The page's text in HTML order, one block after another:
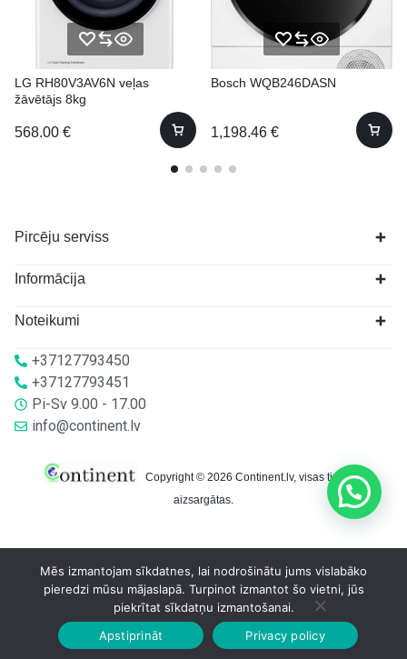
LG RH80V3AV6N veļas
žāvētājs 8kg
568.00 €
Bosch WQB246DASN
1,198.46 €
Pircēju serviss
Informācija
Noteikumi
+37127793450
+37127793451
Pi-Sv 9.00 - 17.00
info@continent.lv
Copyright © 2026 Continent.lv, visas tiesības
aizsargātas.
Sākumlapa Veikalā Grozs
Mēs izmantojam sīkdatnes, lai nodrošinātu jums vislabāko
pieredzi mūsu mājaslapā. Turpinot izmantot šo vietni, jūs
piekrītat sīkdatņu izmantošanai.
Apstiprināt
Privacy policy